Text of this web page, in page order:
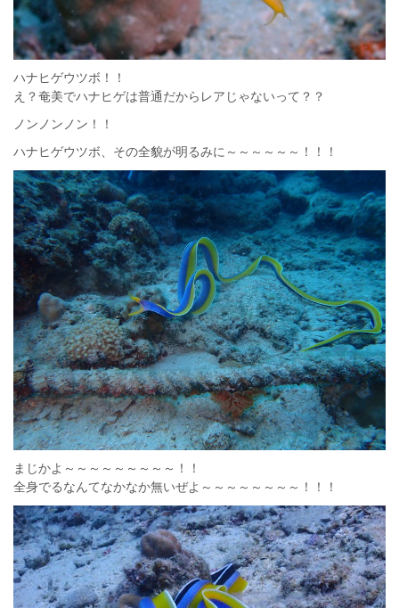
ハナヒゲウツボ！！
え？奄美でハナヒゲは普通だからレアじゃないって？？
ノンノンノン！！
ハナヒゲウツボ、その全貌が明るみに～～～～～～！！！
まじかよ～～～～～～～～～！！
全身でるなんてなかなか無いぜよ～～～～～～～～！！！